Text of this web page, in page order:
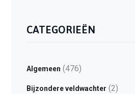
CATEGORIEËN
Algemeen (476)
Bijzondere veldwachter (2)